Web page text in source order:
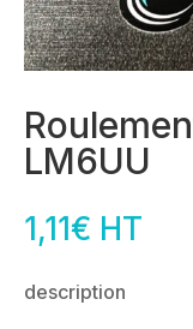
LM6UU
1,11€ HT
description